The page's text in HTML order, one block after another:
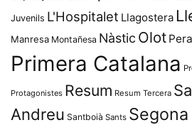
Juvenils L'Hospitalet Llagostera
Manresa Montañesa Nàstic Olot
Primera Catalana
Protagonistes Resum Resum Tercera
Andreu Santboià Sants Segona